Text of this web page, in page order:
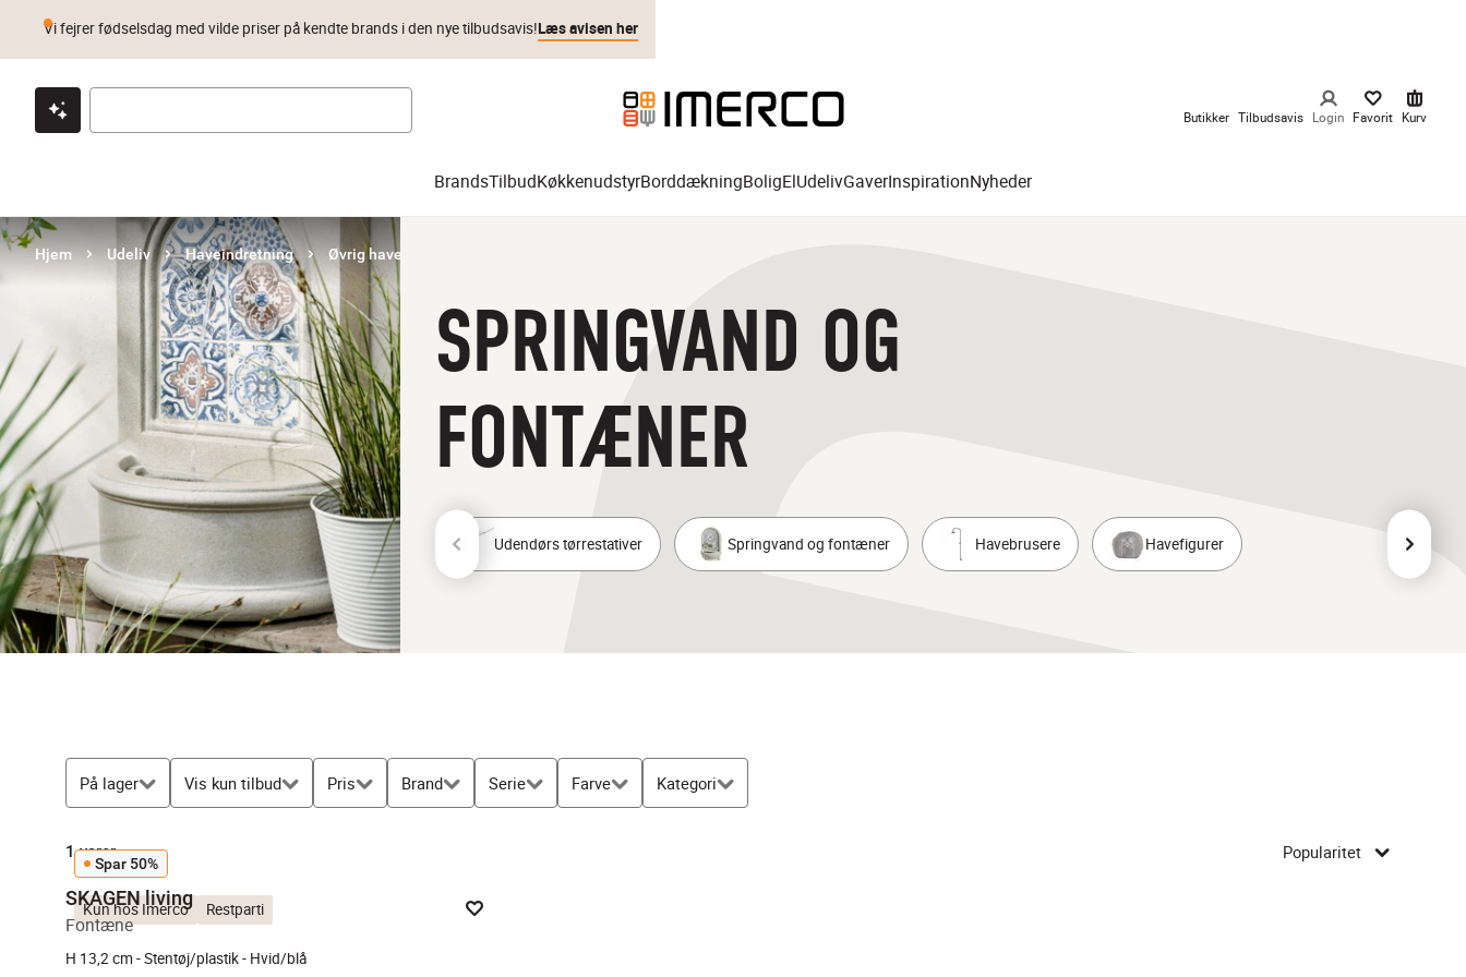
Klik & hent Byt i 1 år Prismatch
Vi fejrer fødselsdag med vilde priser på kendte brands i den nye tilbudsavis!Læs avisen her
Butikker Tilbudsavis Login Favorit Kurv
BrandsTilbudKøkkenudstyrBorddækningBoligElUdelivGaverInspirationNyheder
Hjem Udeliv Haveindretning Øvrig haveindretning
SPRINGVAND OG
FONTÆNER
Udendørs tørrestativer Springvand og fontæner Havebrusere Havefigurer
På lager Vis kun tilbud Pris Brand Serie Farve Kategori
1 varer Popularitet
Kun hos Imerco Restparti
Spar 50%
SKAGEN living
Fontæne
H 13,2 cm - Stentøj/plastik - Hvid/blå